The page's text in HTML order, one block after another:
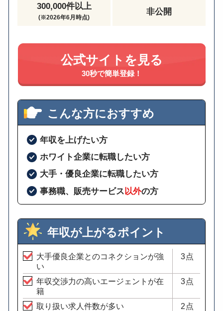
300,000件以上
(※2026年6月時点)
非公開
公式サイトを見る
30秒で簡単登録！
こんな方におすすめ
年収を上げたい方
ホワイト企業に転職したい方
大手・優良企業に転職したい方
事務職、販売サービス 以外の方
年収が上がるポイント
大手優良企業とのコネクションが強
い
3点
年収交渉力の高いエージェントが在
籍
3点
取り扱い求人件数が多い
2点